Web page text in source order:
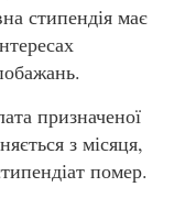
стипендія має
призначеної
з місяця,
помер.